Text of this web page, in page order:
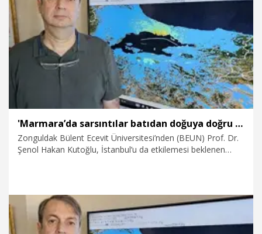
17.07.2026 Sağlık-Yaşam
'Marmara’da sarsıntılar batıdan doğuya doğru ilerliyor, fay 7 üzeri deprem üretebilir'
Zonguldak Bülent Ecevit Üniversitesi’nden (BEUN) Prof. Dr.
Şenol Hakan Kutoğlu, İstanbul’u da etkilemesi beklenen
olduğunu ifade eden Kutoğlu, “Buradan yola çıkarak Alman
bilim insanları diyor ki, Marmara Denizi içerisinde
depremlerin batıdan doğuya doğru bir göç karakteristiği var.
Dolayısıyla bu iddiaya göre bu teori gerçekleşirse, batıdan